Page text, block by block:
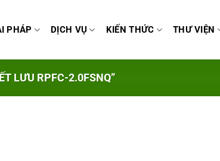
PHÁP DỊCH VỤ KIẾN THỨC THƯ VIỆN
LƯU RPFC-2.0FSNQ”